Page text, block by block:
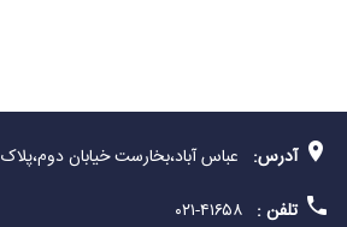
آدرس: عباس آباد،بخارست خیابان دوم،پلاک ۸ واحد ۱۰
تلفن : ۴۱۶۵۸-۰۲۱